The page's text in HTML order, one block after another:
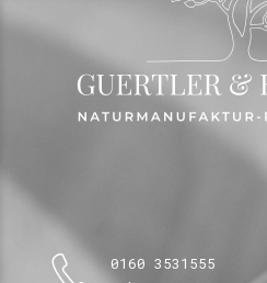
0160 3531555